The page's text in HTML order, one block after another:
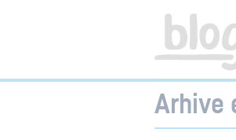
Factura
Info
pentru
Antreprenori
Arhive